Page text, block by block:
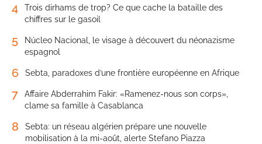
4
Trois dirhams de trop? Ce que cache la bataille des
chiffres sur le gasoil
5
Núcleo Nacional, le visage à découvert du néonazisme
espagnol
6 Sebta, paradoxes d’une frontière européenne en Afrique
7
Affaire Abderrahim Fakir: «Ramenez-nous son corps»,
clame sa famille à Casablanca
8
Sebta: un réseau algérien prépare une nouvelle
mobilisation à la mi-août, alerte Stefano Piazza